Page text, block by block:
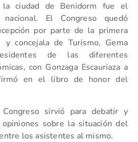
la ciudad de Benidorm fue el
El Congreso quedó
por parte de la primera
concejala de Turismo, Gema
de las diferentes
con Gonzaga Escauriaza a
en el libro de honor del
Congreso sirvió para debatir y
sobre la situación del
los asistentes al mismo.